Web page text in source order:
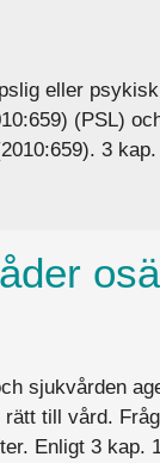
eller
(PSL)
3
sjukvården
till vård.
Enligt 3 kap.